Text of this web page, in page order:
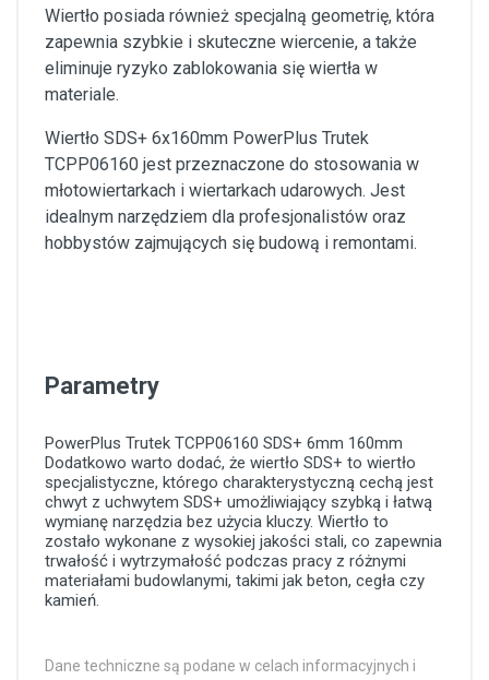
Wiertło posiada również specjalną geometrię, która
zapewnia szybkie i skuteczne wiercenie, a także
eliminuje ryzyko zablokowania się wiertła w
materiale.
Wiertło SDS+ 6x160mm PowerPlus Trutek
TCPP06160 jest przeznaczone do stosowania w
młotowiertarkach i wiertarkach udarowych. Jest
idealnym narzędziem dla profesjonalistów oraz
hobbystów zajmujących się budową i remontami.
Parametry
PowerPlus Trutek TCPP06160 SDS+ 6mm 160mm
Dodatkowo warto dodać, że wiertło SDS+ to wiertło
specjalistyczne, którego charakterystyczną cechą jest
chwyt z uchwytem SDS+ umożliwiający szybką i łatwą
wymianę narzędzia bez użycia kluczy. Wiertło to
zostało wykonane z wysokiej jakości stali, co zapewnia
trwałość i wytrzymałość podczas pracy z różnymi
materiałami budowlanymi, takimi jak beton, cegła czy
kamień.
Dane techniczne są podane w celach informacyjnych i